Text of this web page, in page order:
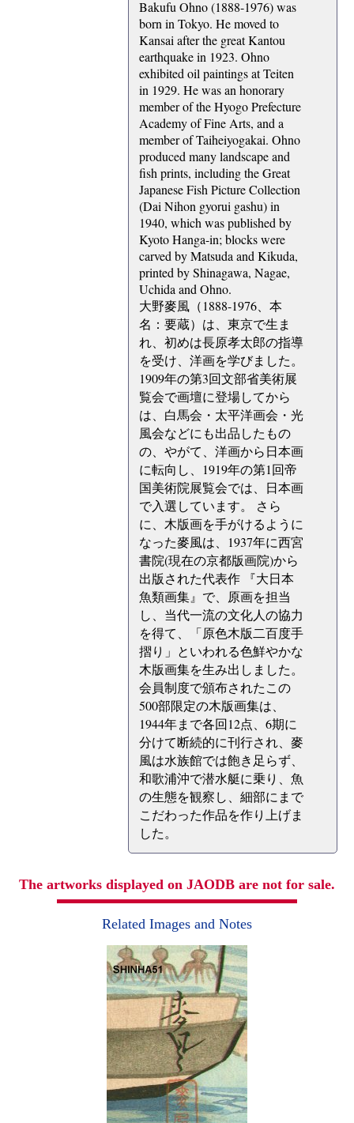
Bakufu Ohno (1888-1976) was
born in Tokyo. He moved to
Kansai after the great Kantou
earthquake in 1923. Ohno
exhibited oil paintings at Teiten
in 1929. He was an honorary
member of the Hyogo Prefecture
Academy of Fine Arts, and a
member of Taiheiyogakai. Ohno
produced many landscape and
fish prints, including the Great
Japanese Fish Picture Collection
(Dai Nihon gyorui gashu) in
1940, which was published by
Kyoto Hanga-in; blocks were
carved by Matsuda and Kikuda,
printed by Shinagawa, Nagae,
Uchida and Ohno.
大野麥風（1888-1976、本
名：要蔵）は、東京で生ま
れ、初めは長原孝太郎の指導
を受け、洋画を学びました。
1909年の第3回文部省美術展
覧会で画壇に登場してから
は、白馬会・太平洋画会・光
風会などにも出品したもの
の、やがて、洋画から日本画
に転向し、1919年の第1回帝
国美術院展覧会では、日本画
で入選しています。 さら
に、木版画を手がけるように
なった麥風は、1937年に西宮
書院(現在の京都版画院)から
出版された代表作 『大日本
魚類画集』で、原画を担当
し、当代一流の文化人の協力
を得て、「原色木版二百度手
摺り」といわれる色鮮やかな
木版画集を生み出しました。
会員制度で頒布されたこの
500部限定の木版画集は、
1944年まで各回12点、6期に
分けて断続的に刊行され、麥
風は水族館では飽き足らず、
和歌浦沖で潜水艇に乗り、魚
の生態を観察し、細部にまで
こだわった作品を作り上げま
した。
The artworks displayed on JAODB are not for sale.
Related Images and Notes